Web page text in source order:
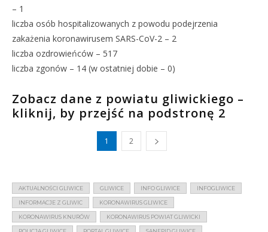
– 1
liczba osób hospitalizowanych z powodu podejrzenia
zakażenia koronawirusem SARS-CoV-2 – 2
liczba ozdrowieńców – 517
liczba zgonów – 14 (w ostatniej dobie – 0)
Zobacz dane z powiatu gliwickiego –
kliknij, by przejść na podstronę 2
1 2
AKTUALNOŚCI GLIWICE GLIWICE INFO GLIWICE INFOGLIWICE
INFORMACJE Z GLIWIC KORONAWIRUS GLIWICE
KORONAWIRUS KNURÓW KORONAWIRUS POWIAT GLIWICKI